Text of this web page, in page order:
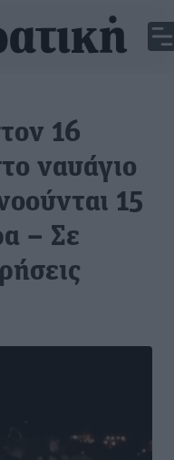
16
ναυάγιο
15
– Σε